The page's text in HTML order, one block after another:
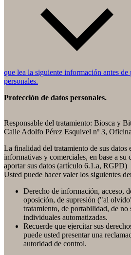
que lea la siguiente información antes de
personales.
Protección de datos personales.
Responsable del tratamiento: Biosca y
Calle Adolfo Pérez Esquivel nº 3,
La finalidad del tratamiento de sus datos
informativas y comerciales, en base a
aportar sus datos (artículo 6.1.a, RGPD)
Usted puede hacer valer los siguientes
Derecho de información, acceso,
oposición, de supresión ("al
tratamiento, de portabilidad, de no
individuales automatizadas.
Recuerde que ejercitar sus
puede usted presentar una
autoridad de control.